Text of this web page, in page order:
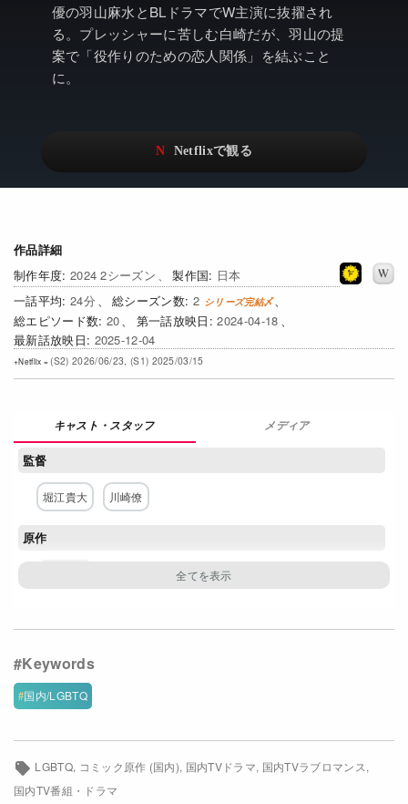
ドキュメンタリー
Netflixオリジナル作品
日本語吹替対応作品
その他の国のTV番組
Watchlistへ
Netflix Video
Netflix 吹替版作品
Netflix 高い評価の海外作品
Watchlist
Get Freaxフォーラム
Netflixコース別料金プラン
閉じる
優の羽山麻水とBLドラマでW主演に抜擢され
る。プレッシャーに苦しむ白崎だが、羽山の提
案で「役作りのための恋人関係」を結ぶこと
に。
作品詳細
2024 2シーズン
日本
24
2
20
2024-04-18
2025-12-04
(S2) 2026/06/23, (S1) 2025/03/15
メディア
監督
堀江貴大 川崎僚
原作
主な出演者
片山萌美
国内/LGBTQ
LGBTQ コミック原作 (国内) 国内TVドラマ 国内TVラブロマンス
国内TV番組・ドラマ